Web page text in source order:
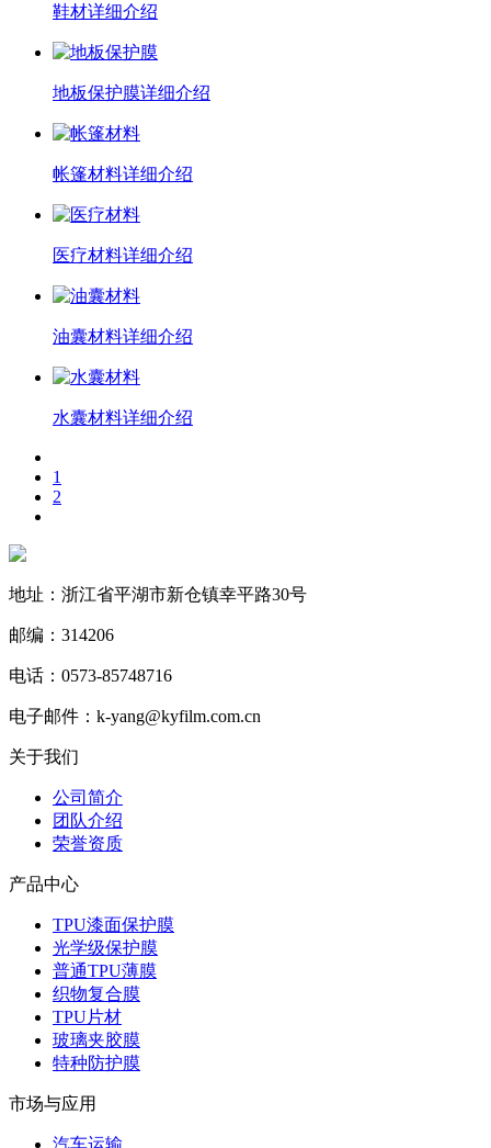
鞋材详细介绍
地板保护膜详细介绍
帐篷材料详细介绍
医疗材料详细介绍
油囊材料详细介绍
水囊材料详细介绍
1
2
地址：浙江省平湖市新仓镇幸平路30号
邮编：314206
电话：0573-85748716
电子邮件：k-yang@kyfilm.com.cn
关于我们
公司简介
团队介绍
荣誉资质
产品中心
TPU漆面保护膜
光学级保护膜
普通TPU薄膜
织物复合膜
TPU片材
玻璃夹胶膜
特种防护膜
市场与应用
汽车运输